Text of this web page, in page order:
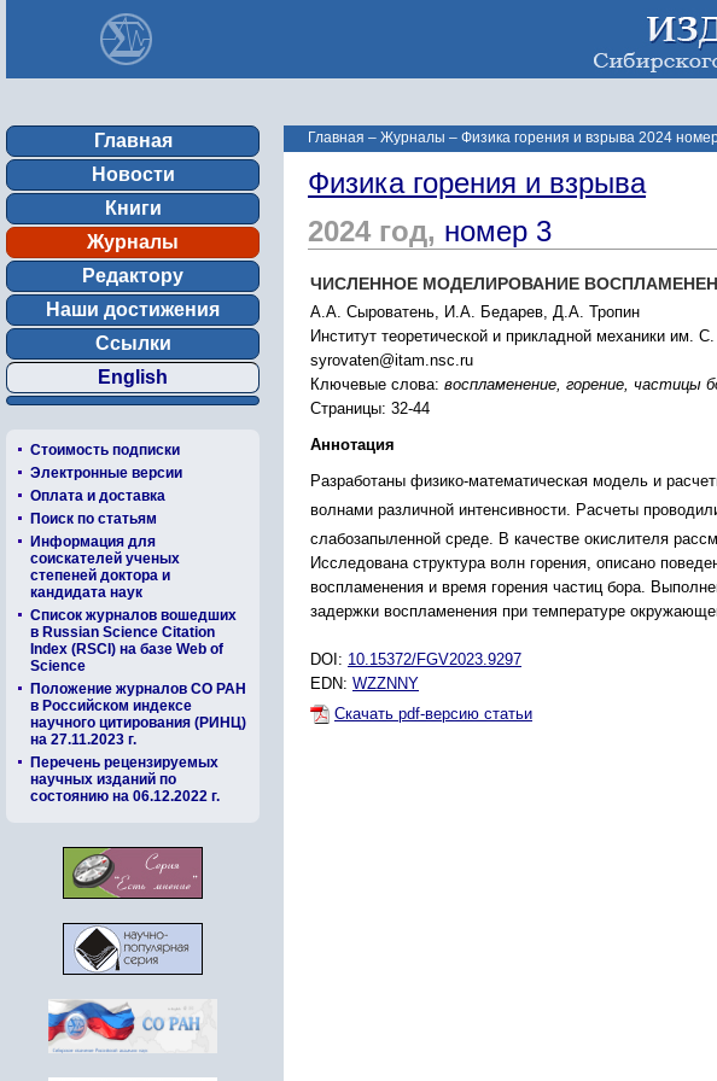
Главная
Новости
Книги
Журналы
Редактору
Наши достижения
Ссылки
English
Стоимость подписки
Электронные версии
Оплата и доставка
Поиск по статьям
Информация для
соискателей ученых
степеней доктора и
кандидата наук
Список журналов вошедших
в Russian Science Citation
Index (RSCI) на базе Web of
Science
Положение журналов СО РАН
в Российском индексе
научного цитирования (РИНЦ)
на 27.11.2023 г.
Перечень рецензируемых
научных изданий по
состоянию на 06.12.2022 г.
Главная – Журналы – Физика горения и взрыва 2024
Физика горения и взрыва
2024 год, номер 3
ЧИСЛЕННОЕ МОДЕЛИРОВАНИЕ
А.А. Сыроватень, И.А. Бедарев, Д.А. Тропин
Институт теоретической и прикладной механики
syrovaten@itam.nsc.ru
Ключевые слова: воспламенение, горение, частицы
Страницы: 32-44
Аннотация
Разработаны физико-математическая модель и
волнами различной интенсивности. Расчеты
слабозапыленной среде. В качестве окислителя
Исследована структура волн горения, описано
воспламенения и время горения частиц бора.
задержки воспламенения при температуре
DOI: 10.15372/FGV2023.9297
EDN: WZZNNY
Скачать pdf-версию статьи